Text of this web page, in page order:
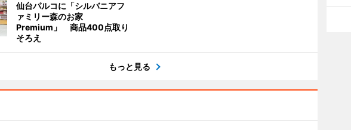
仙台パルコに「シルバニアフ
ァミリー森のお家
Premium」 商品400点取り
そろえ
もっと見る